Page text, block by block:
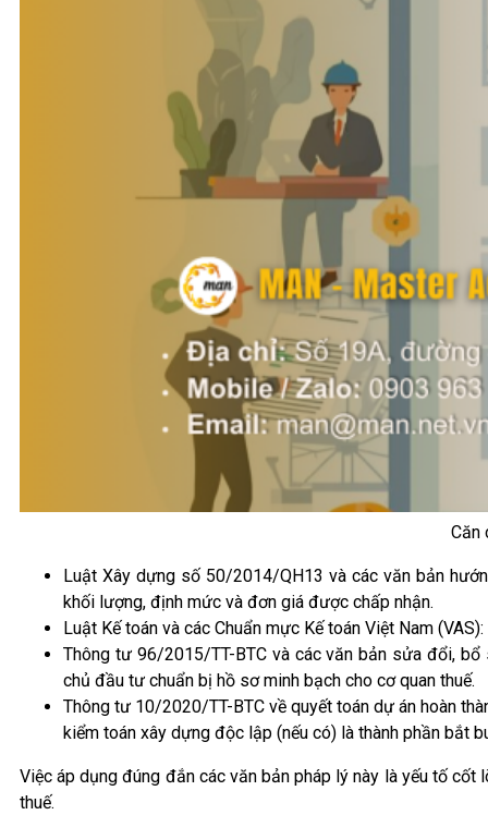
Căn
Luật Xây dựng số 50/2014/QH13 và các văn bản
khối lượng, định mức và đơn giá được chấp nhận.
Luật Kế toán và các Chuẩn mực Kế toán Việt Nam
Thông tư 96/2015/TT-BTC và các văn bản sửa đổi,
chủ đầu tư chuẩn bị hồ sơ minh bạch cho cơ quan thuế.
Thông tư 10/2020/TT-BTC về quyết toán dự án hoàn
kiểm toán xây dựng độc lập (nếu có) là thành phần bắt
Việc áp dụng đúng đắn các văn bản pháp lý này là yếu tố
thuế.